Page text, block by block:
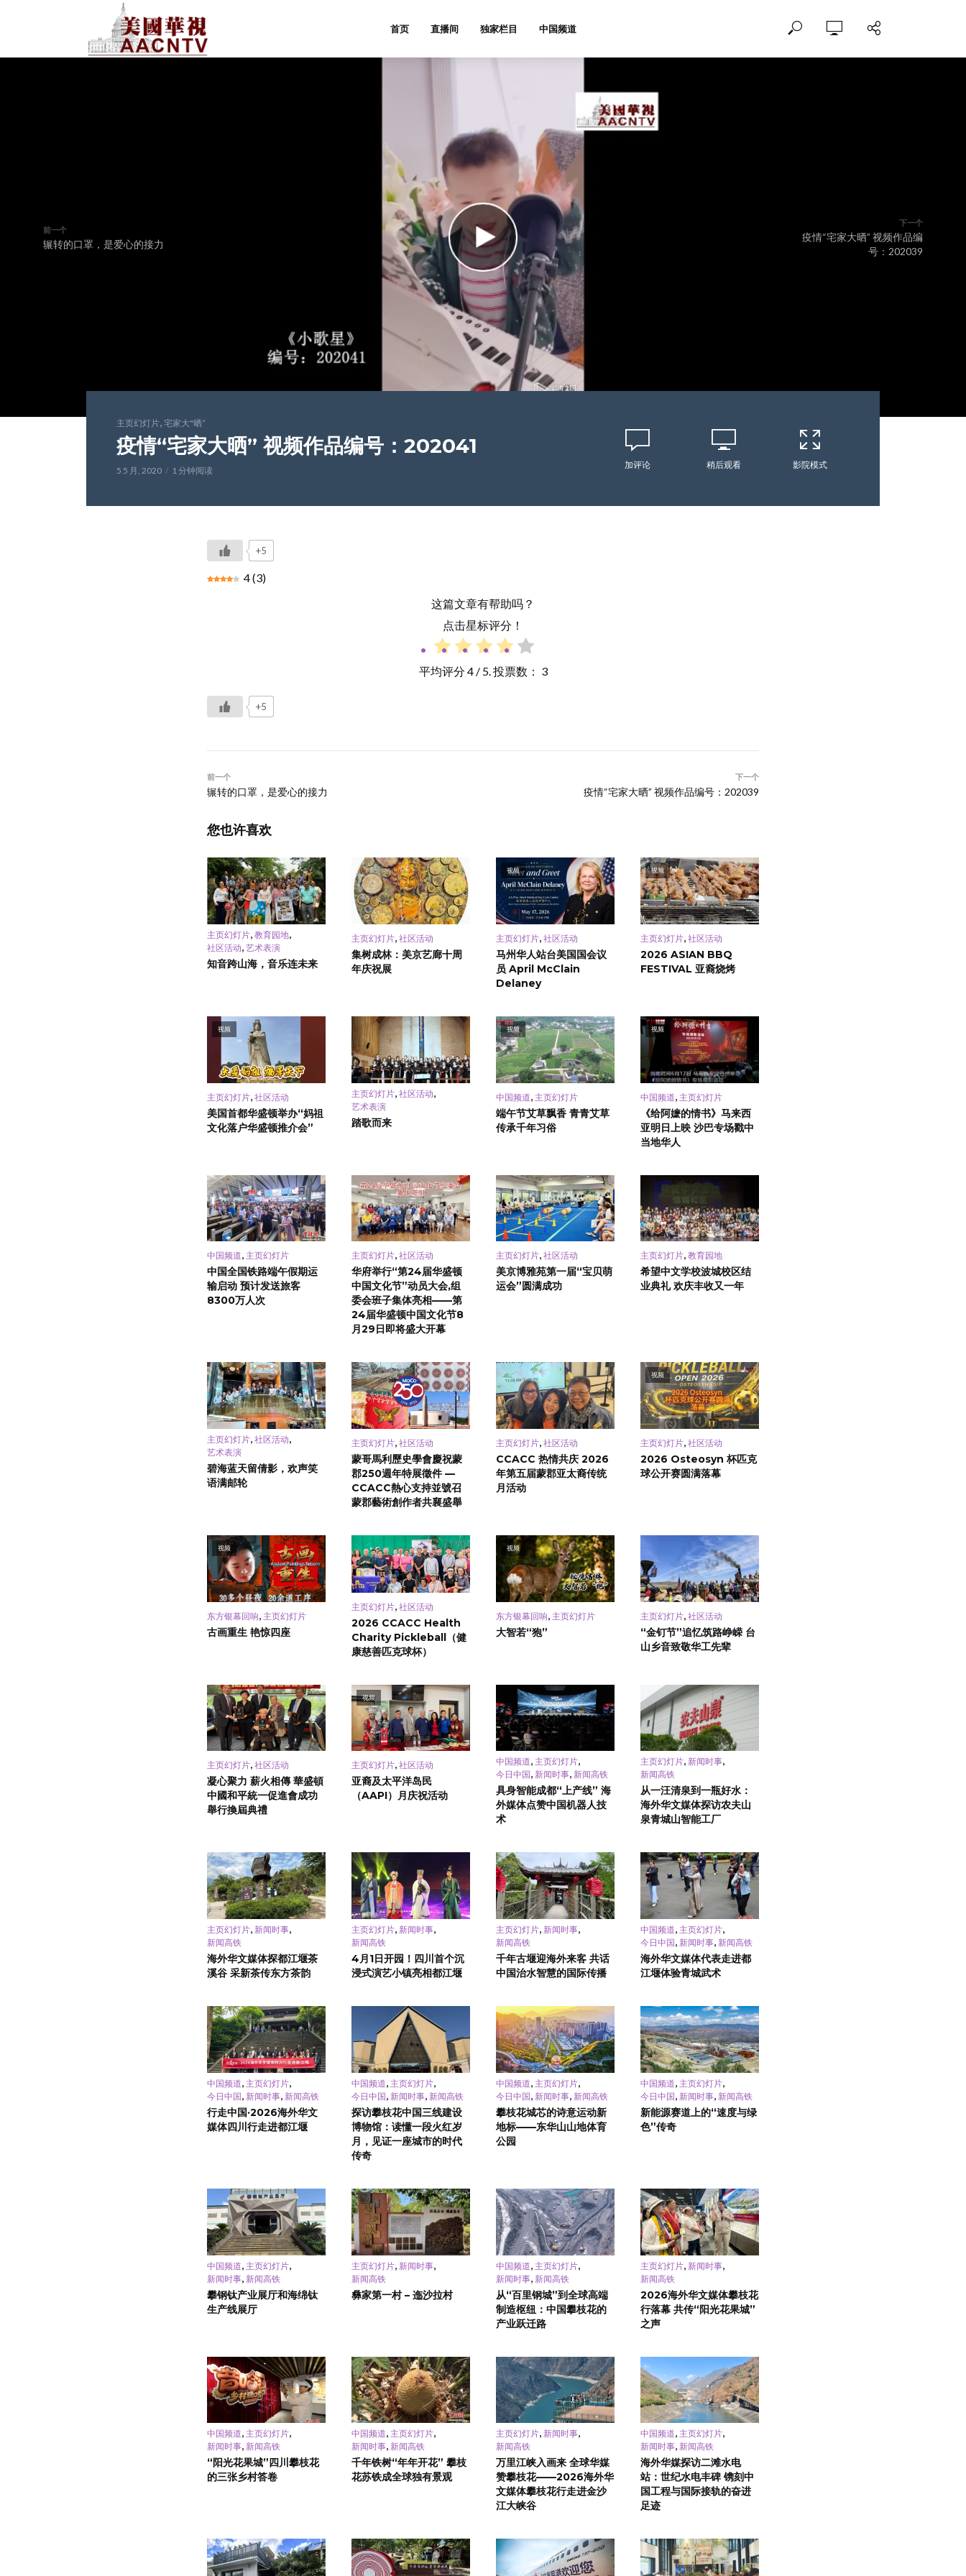
首页 直播间 独家栏目 中国频道
前一个
辗转的口罩，是爱心的接力
下一个
疫情“宅家大晒” 视频作品编
号：202039
主页幻灯片, 宅家大"晒”
疫情“宅家大晒” 视频作品编号：202041
5 5 月, 2020 1 分钟阅读
加评论 稍后观看 影院模式
+5
4(3)
这篇文章有帮助吗？
点击星标评分！
平均评分 4/ 5. 投票数： 3
+5
前一个
辗转的口罩，是爱心的接力
下一个
疫情“宅家大晒” 视频作品编号：202039
您也许喜欢
主页幻灯片 教育园地
社区活动 艺术表演
知音跨山海，音乐连未来
主页幻灯片 社区活动
集树成林：美京艺廊十周
年庆祝展
视频
主页幻灯片 社区活动
马州华人站台美国国会议
员 April McClain
Delaney
视频
主页幻灯片 社区活动
2026 ASIAN BBQ
FESTIVAL 亚裔烧烤
视频
主页幻灯片 社区活动
美国首都华盛顿举办“妈祖
文化落户华盛顿推介会”
主页幻灯片 社区活动
艺术表演
踏歌而来
视频
中国频道 主页幻灯片
端午节艾草飘香 青青艾草
传承千年习俗
视频
中国频道 主页幻灯片
《给阿嬷的情书》马来西
亚明日上映 沙巴专场戳中
当地华人
中国频道, 主页幻灯片
中国全国铁路端午假期运
输启动 预计发送旅客
8300万人次
主页幻灯片, 社区活动
华府举行“第24届华盛顿
中国文化节”动员大会,组
委会班子集体亮相——第
24届华盛顿中国文化节8
月29日即将盛大开幕
主页幻灯片, 社区活动
美京博雅苑第一届“宝贝萌
运会”圆满成功
主页幻灯片, 教育园地
希望中文学校波城校区结
业典礼 欢庆丰收又一年
主页幻灯片, 社区活动,
艺术表演
碧海蓝天留倩影，欢声笑
语满邮轮
主页幻灯片, 社区活动
蒙哥馬利歷史學會慶祝蒙
郡250週年特展徵件 —
CCACC熱心支持並號召
蒙郡藝術創作者共襄盛舉
主页幻灯片, 社区活动
CCACC 热情共庆 2026
年第五届蒙郡亚太裔传统
月活动
视频
主页幻灯片, 社区活动
2026 Osteosyn 杯匹克
球公开赛圆满落幕
视频
东方银幕回响, 主页幻灯片
古画重生 艳惊四座
主页幻灯片 社区活动
2026 CCACC Health
Charity Pickleball（健
康慈善匹克球杯）
视频
东方银幕回响, 主页幻灯片
大智若“狍”
主页幻灯片, 社区活动
“金钉节”追忆筑路峥嵘 台
山乡音致敬华工先辈
主页幻灯片, 社区活动
凝心聚力 薪火相傳 華盛頓
中國和平統一促進會成功
舉行換屆典禮
视频
主页幻灯片, 社区活动
亚裔及太平洋岛民
（AAPI）月庆祝活动
中国频道, 主页幻灯片,
今日中国, 新闻时事, 新闻高铁
具身智能成都“上产线” 海
外媒体点赞中国机器人技
术
主页幻灯片, 新闻时事,
新闻高铁
从一汪清泉到一瓶好水：
海外华文媒体探访农夫山
泉青城山智能工厂
主页幻灯片, 新闻时事,
新闻高铁
海外华文媒体探都江堰茶
溪谷 采新茶传东方茶韵
主页幻灯片, 新闻时事,
新闻高铁
4月1日开园！四川首个沉
浸式演艺小镇亮相都江堰
主页幻灯片, 新闻时事,
新闻高铁
千年古堰迎海外来客 共话
中国治水智慧的国际传播
中国频道, 主页幻灯片,
今日中国, 新闻时事, 新闻高铁
海外华文媒体代表走进都
江堰体验青城武术
中国频道, 主页幻灯片,
今日中国, 新闻时事, 新闻高铁
行走中国·2026海外华文
媒体四川行走进都江堰
中国频道, 主页幻灯片,
今日中国, 新闻时事, 新闻高铁
探访攀枝花中国三线建设
博物馆：读懂一段火红岁
月，见证一座城市的时代
传奇
中国频道, 主页幻灯片,
今日中国, 新闻时事, 新闻高铁
攀枝花城芯的诗意运动新
地标——东华山山地体育
公园
中国频道, 主页幻灯片,
今日中国, 新闻时事, 新闻高铁
新能源赛道上的“速度与绿
色”传奇
中国频道 主页幻灯片
新闻时事 新闻高铁
攀钢钛产业展厅和海绵钛
生产线展厅
主页幻灯片 新闻时事
新闻高铁
彝家第一村 – 迤沙拉村
中国频道 主页幻灯片
新闻时事 新闻高铁
从“百里钢城”到全球高端
制造枢纽：中国攀枝花的
产业跃迁路
主页幻灯片 新闻时事
新闻高铁
2026海外华文媒体攀枝花
行落幕 共传“阳光花果城”
之声
中国频道, 主页幻灯片,
新闻时事, 新闻高铁
“阳光花果城”四川攀枝花
的三张乡村答卷
中国频道, 主页幻灯片,
新闻时事, 新闻高铁
千年铁树“年年开花” 攀枝
花苏铁成全球独有景观
主页幻灯片, 新闻时事,
新闻高铁
万里江峡入画来 全球华媒
赞攀枝花——2026海外华
文媒体攀枝花行走进金沙
江大峡谷
中国频道, 主页幻灯片,
新闻时事, 新闻高铁
海外华媒探访二滩水电
站：世纪水电丰碑 镌刻中
国工程与国际接轨的奋进
足迹